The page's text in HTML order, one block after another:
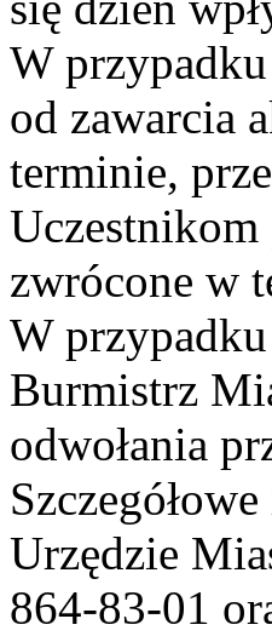
W
od zawarcia
terminie,
zwrócone w
W
Burmistrz
odwołania
Urzędzie
864-83-01